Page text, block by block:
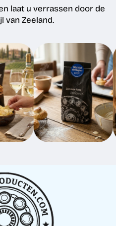
laat u verrassen door de
van Zeeland.